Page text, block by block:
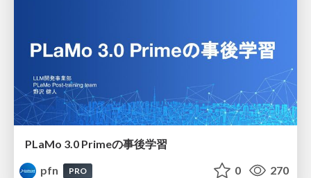
PLaMo 3.0 Primeの事後学習
pfn
PRO 0 270